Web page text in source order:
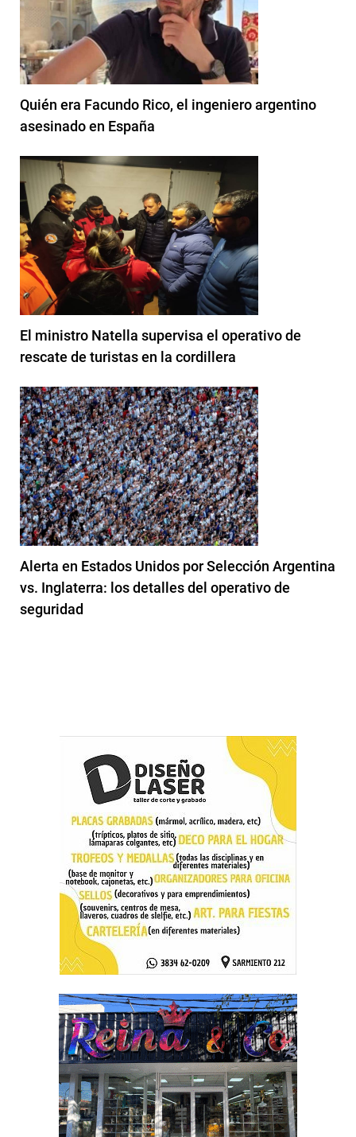
Quién era Facundo Rico, el ingeniero argentino
asesinado en España
El ministro Natella supervisa el operativo de
rescate de turistas en la cordillera
Alerta en Estados Unidos por Selección Argentina
vs. Inglaterra: los detalles del operativo de
seguridad